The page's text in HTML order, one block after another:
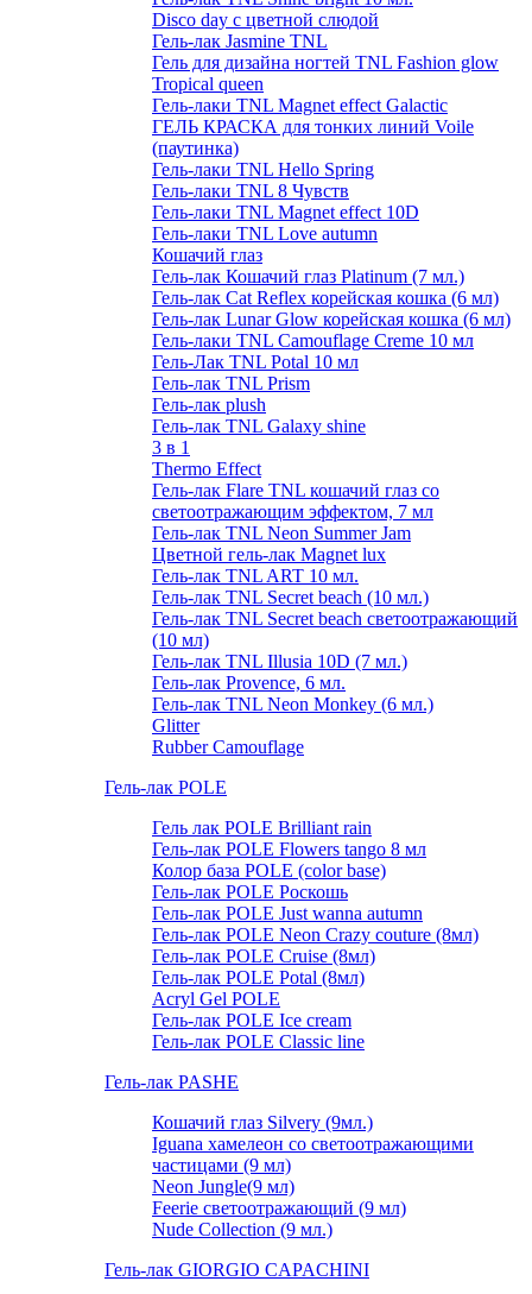
Disco day с цветной слюдой
Гель-лак Jasmine TNL
Гель для дизайна ногтей TNL Fashion glow
Tropical queen
Гель-лаки TNL Magnet effect Galactic
ГЕЛЬ КРАСКА для тонких линий Voile
(паутинка)
Гель-лаки TNL Hello Spring
Гель-лаки TNL 8 Чувств
Гель-лаки TNL Magnet effect 10D
Гель-лаки TNL Love autumn
Кошачий глаз
Гель-лак Кошачий глаз Platinum (7 мл.)
Гель-лак Cat Reflex корейская кошка (6 мл)
Гель-лак Lunar Glow корейская кошка (6 мл)
Гель-лаки TNL Camouflage Creme 10 мл
Гель-Лак TNL Potal 10 мл
Гель-лак TNL Prism
Гель-лак plush
Гель-лак TNL Galaxy shine
3 в 1
Thermo Effect
Гель-лак Flare TNL кошачий глаз со
светоотражающим эффектом, 7 мл
Гель-лак TNL Neon Summer Jam
Цветной гель-лак Magnet lux
Гель-лак TNL ART 10 мл.
Гель-лак TNL Secret beach (10 мл.)
Гель-лак TNL Secret beach светоотражающий
(10 мл)
Гель-лак TNL Illusia 10D (7 мл.)
Гель-лак Provence, 6 мл.
Гель-лак TNL Neon Monkey (6 мл.)
Glitter
Rubber Camouflage
Гель-лак POLE
Гель лак POLE Brilliant rain
Гель-лак POLE Flowers tango 8 мл
Колор база POLE (color base)
Гель-лак POLE Роскошь
Гель-лак POLE Just wanna autumn
Гель-лак POLE Neon Crazy couture (8мл)
Гель-лак POLE Cruise (8мл)
Гель-лак POLE Potal (8мл)
Acryl Gel POLE
Гель-лак POLE Ice cream
Гель-лак POLE Classic line
Гель-лак PASHE
Кошачий глаз Silvery (9мл.)
Iguana хамелеон со светоотражающими
частицами (9 мл)
Neon Jungle(9 мл)
Feerie светоотражающий (9 мл)
Nude Collection (9 мл.)
Гель-лак GIORGIO CAPACHINI